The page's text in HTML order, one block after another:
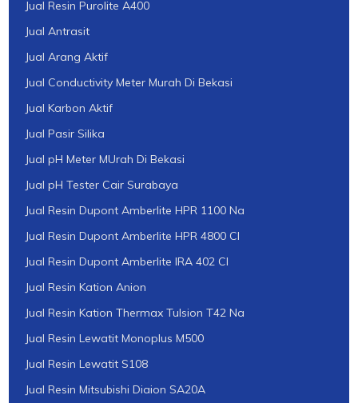
Jual Resin Purolite A400
Jual Antrasit
Jual Arang Aktif
Jual Conductivity Meter Murah Di Bekasi
Jual Karbon Aktif
Jual Pasir Silika
Jual pH Meter MUrah Di Bekasi
Jual pH Tester Cair Surabaya
Jual Resin Dupont Amberlite HPR 1100 Na
Jual Resin Dupont Amberlite HPR 4800 Cl
Jual Resin Dupont Amberlite IRA 402 Cl
Jual Resin Kation Anion
Jual Resin Kation Thermax Tulsion T42 Na
Jual Resin Lewatit Monoplus M500
Jual Resin Lewatit S108
Jual Resin Mitsubishi Diaion SA20A